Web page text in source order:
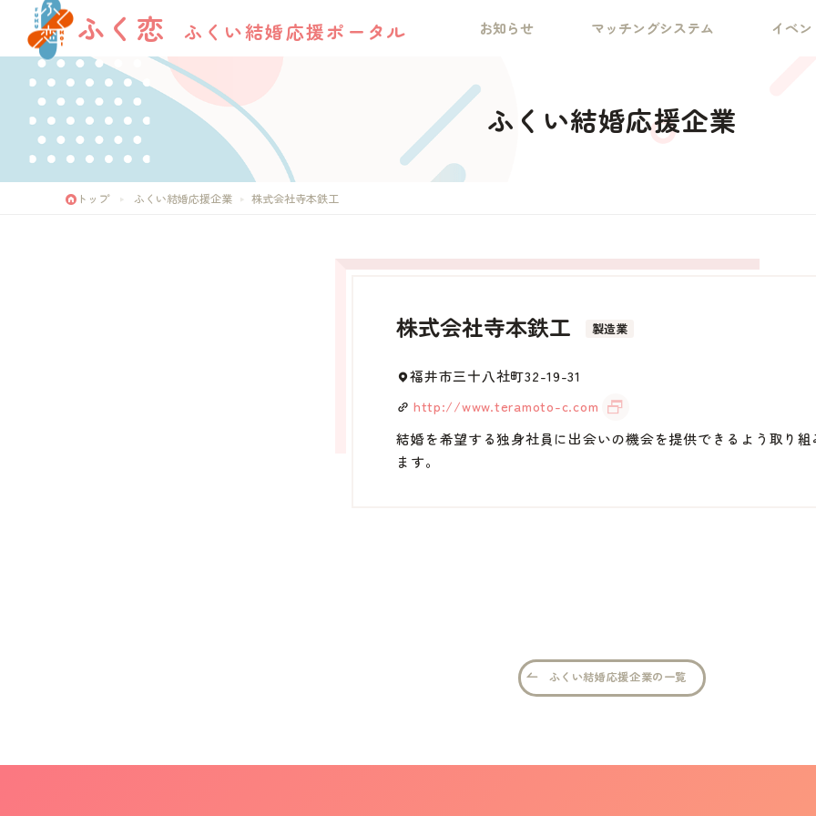
ふく恋 ふくい結婚応援ポータル お知らせ マッチングシステム イベ
ふくい結婚応援企業
トップ ふくい結婚応援企業 株式会社寺本鉄工
株式会社寺本鉄工 製造業
福井市三十八社町32-19-31
http://www.teramoto-c.com
結婚を希望する独身社員に出会いの機会を提供できるよう取り組
ます。
ふくい結婚応援企業の一覧